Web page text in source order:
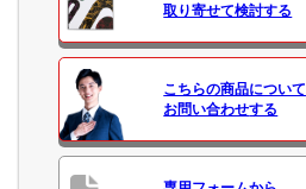
取り寄せて検討する
こちらの商品について
お問い合わせする